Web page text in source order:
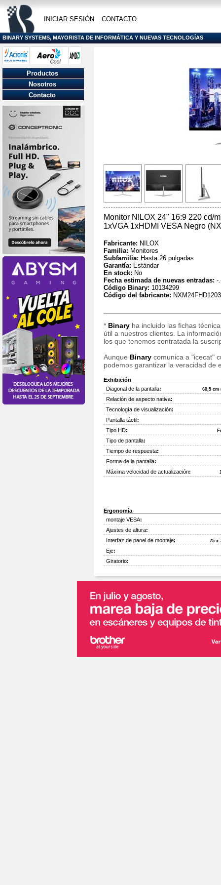
INICIAR SESIÓN CONTACTO
BINARY SYSTEMS, MAYORISTA DE INFORMÁTICA Y NUEVAS TECNOLOGÍAS
Monitor NILOX 24" 16:9 220 cd/
1xVGA 1xHDMI VESA Negro
Fabricante: NILOX
Familia: Monitores
Subfamilia: Hasta 26 pulgadas
Garantía: Estándar
En stock: No
Fecha estimada de nuevas entradas: -
Código Binary: 10134299
Código del fabricante: NXM24FHD1203
* Binary ha incluido las fichas
útil a nuestros clientes. La
los que tenemos contratada la
Aunque Binary comunica a "icecat"
podemos garantizar la veracidad de
Exhibición
Diagonal de la pantalla: 60,5 cm
Relación de aspecto nativa:
Tecnología de visualización:
Pantalla táctil:
Tipo HD:
Tipo de pantalla:
Tiempo de respuesta:
Forma de la pantalla:
Máxima velocidad de actualización:
Ergonomía
montaje VESA:
Ajustes de altura:
Interfaz de panel de montaje: 75 x
Eje:
Giratorio:
Productos
Nosotros
Contacto